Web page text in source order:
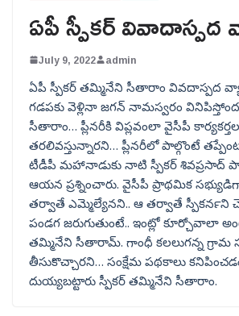
ఏపీ స్పీకర్ వివాదాస్పద
July 9, 2022 admin
ఏపీ స్పీకర్ తమ్మినేని సీతారాం వివదాస్పద
గడపకు వెళ్లినా జగన్ నామస్వరం
సీతారాం… ప్లీనరీకి విప్లవంలా వైసీపీ
తరలివస్తున్నారని… ప్లీనరీలో పాల్గొంటే
టీడీపీ మహానాడుకు నాటి స్పీకర్ శివప్రసాద్
ఆయన ప్రశ్నించారు. వైసీపీ ప్రాథమిక
తర్వాతే ఎమ్మెల్యేనని.. ఆ తర్వాతే స్పీకర్‍నని
పండగ జరుగుతుంటే.. ఇంట్లో కూర్చోవాలా
తమ్మినేని సీతారామ్. గాంధీ కలలుగన్న గ్రామ
తీసుకొచ్చారని… సంక్షేమ పథకాలు
దుయ్యబట్టారు స్పీకర్ తమ్మినేని సీతారాం.